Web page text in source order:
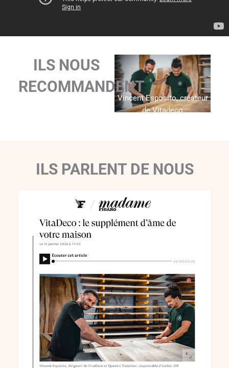
Vincent Esposito, créateur
de Vitadeco
ILS NOUS
RECOMMANDENT
ILS PARLENT DE NOUS